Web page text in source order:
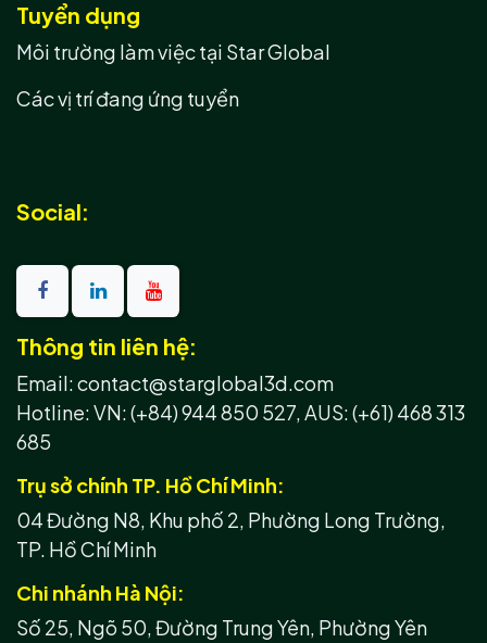
Thông tin liên hệ:
Email: contact@starglobal3d.com
Hotline:VN: (+84) 944 850 527,AUS: (+61) 468 313
685
Trụ sở chính TP. Hồ Chí Minh:
04 Đường N8, Khu phố 2, Phường Long Trường,
TP. Hồ Chí Minh
Chi nhánh Hà Nội:
Số 25, Ngõ 50, Đường Trung Yên, Phường Yên
Social:
Tuyển dụng
Môi trường làm việc tại Star Global
Các vị trí đang ứng tuyển